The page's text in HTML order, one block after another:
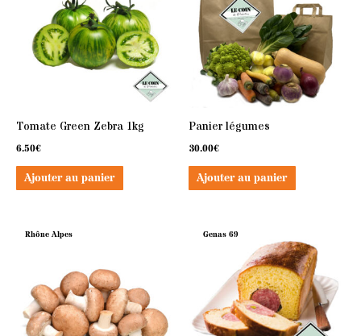
Tomate Green Zebra 1kg
6.50€
Ajouter au panier
Panier légumes
30.00€
Ajouter au panier
Rhône Alpes Genas 69